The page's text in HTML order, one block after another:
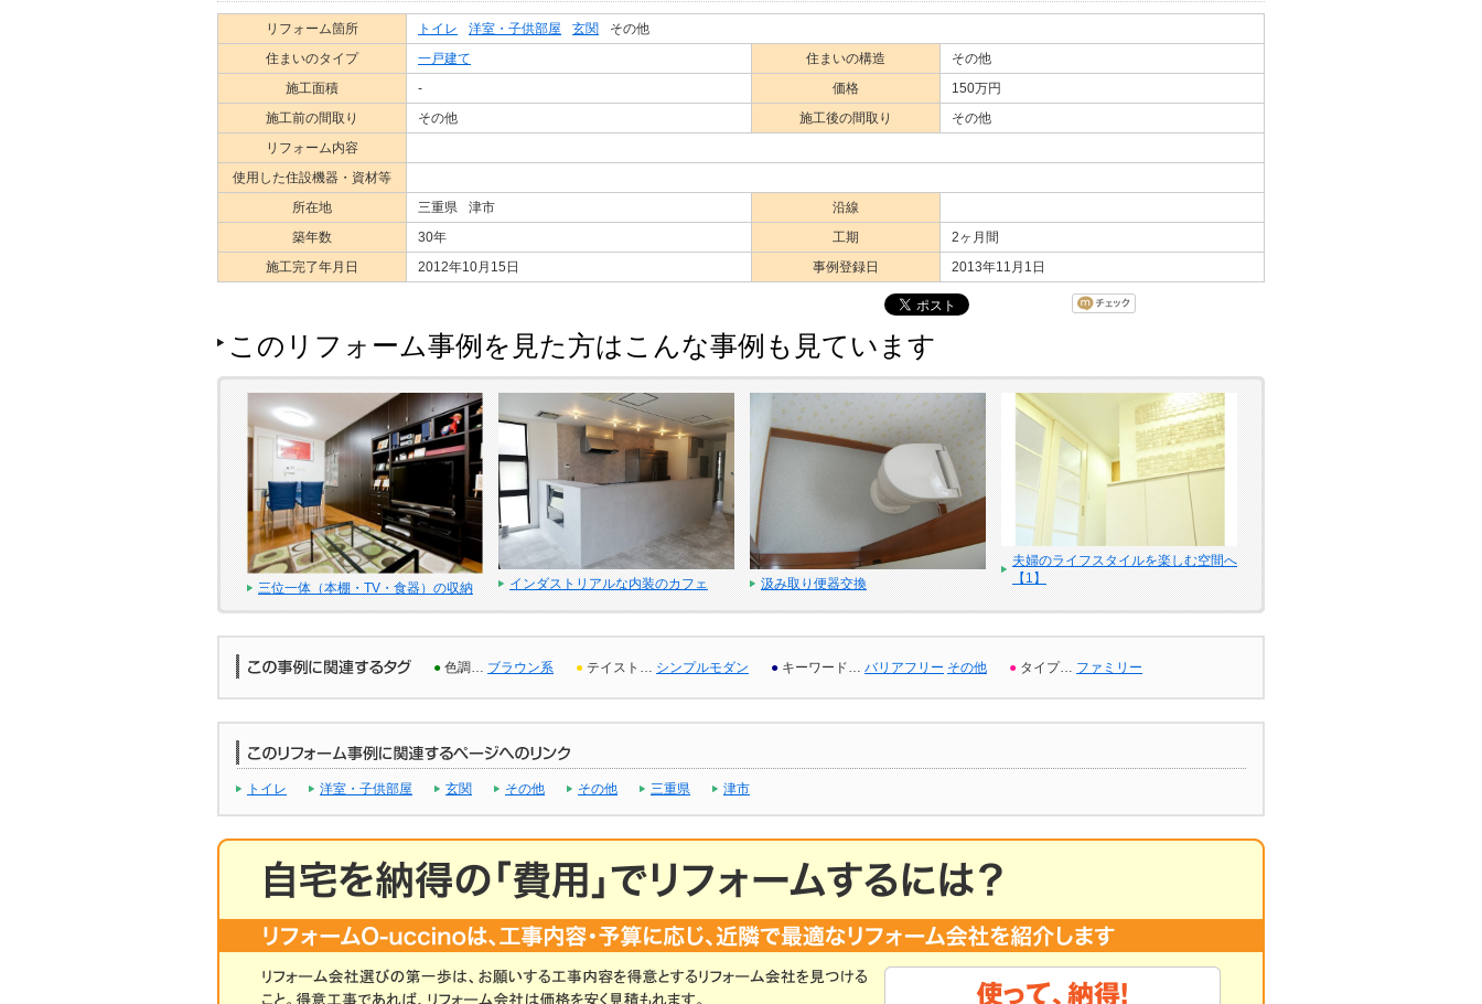
リフォーム箇所 トイレ 洋室・子供部屋 玄関
その他
住まいのタイプ
一戸建て 住まいの構造
その他
施工面積
- 価格
150万円
施工前の間取り
その他 施工後の間取り
その他
リフォーム内容
使用した住設機器・資材等
所在地
三重県 津市
沿線
築年数
30年 工期
2ヶ月間
施工完了年月日
2012年10月15日 事例登録日 2013年11月1日
このリフォーム事例を見た方はこんな事例も見ています
三位一体（本棚・TV・食器）の収納 インダストリアルな内装のカフェ 汲み取り便器交換
夫婦のライフスタイルを楽しむ空間へ
【1】
● 色調… ブラウン系 ● テイスト… シンプルモダン ● キーワード… バリアフリー その他 ● タイプ… ファミリー
トイレ 洋室・子供部屋 玄関 その他 その他 三重県 津市